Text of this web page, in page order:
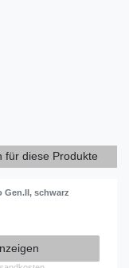
für diese Produkte
Gen.II, schwarz